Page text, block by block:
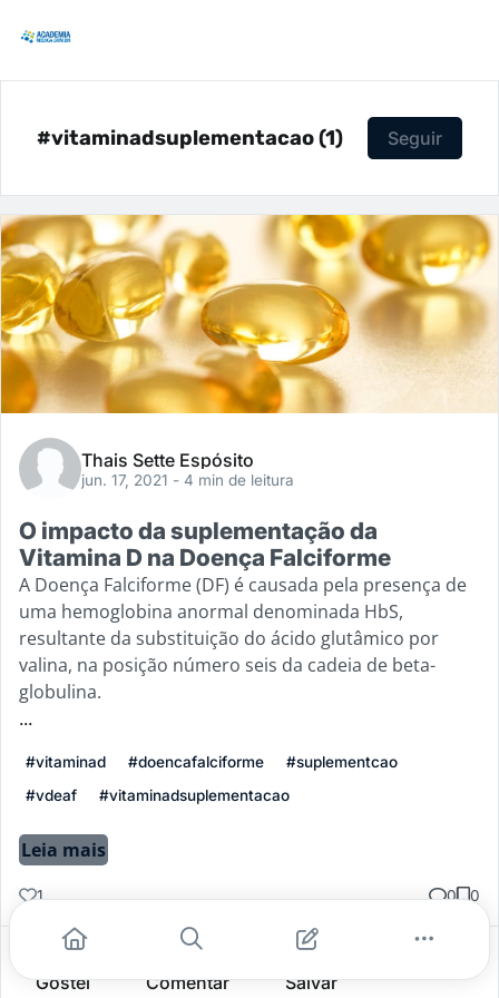
#vitaminadsuplementacao (1) Seguir
Thais Sette Espósito
jun. 17, 2021 - 4 min de leitura
O impacto da suplementação da
Vitamina D na Doença Falciforme
A Doença Falciforme (DF) é causada pela presença de
uma hemoglobina anormal denominada HbS,
resultante da substituição do ácido glutâmico por
valina, na posição número seis da cadeia de beta-
globulina.
...
#vitaminad #doencafalciforme
#suplementcao
#vdeaf
#vitaminadsuplementacao
Leia mais
1 0 0
Gostei Comentar Salvar